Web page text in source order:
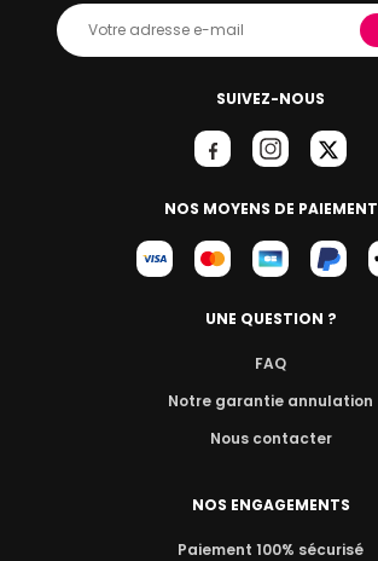
SUIVEZ-NOUS
NOS MOYENS DE PAIEMENT
UNE QUESTION ?
FAQ
Notre garantie annulation
Nous contacter
NOS ENGAGEMENTS
Paiement 100% sécurisé